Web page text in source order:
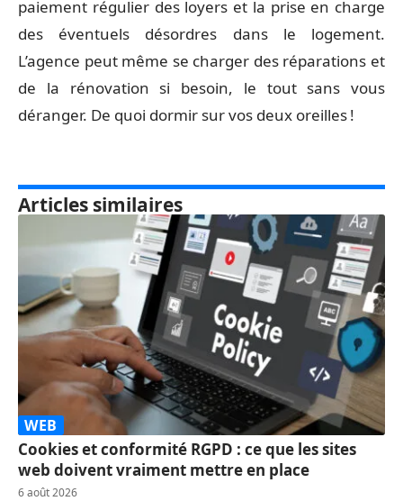
paiement régulier des loyers et la prise en charge
des éventuels désordres dans le logement.
L’agence peut même se charger des réparations et
de la rénovation si besoin, le tout sans vous
déranger. De quoi dormir sur vos deux oreilles !
Articles similaires
WEB
Cookies et conformité RGPD : ce que les sites
web doivent vraiment mettre en place
6 août 2026